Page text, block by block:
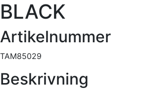
BLACK
Artikelnummer
TAM85029
Beskrivning